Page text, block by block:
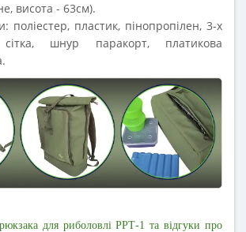
висота - 63см).
поліестер, пластик, пінопропілен, 3-х
шнур паракорт, платикова
для риболовлі РРТ-1 та відгуки про